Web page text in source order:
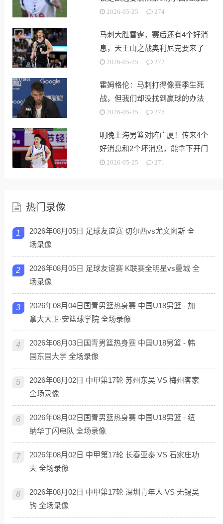
战2026-05-25 274
马刺大胜雷霆，赛后还有4个好消
息，天王山之战奥利尼克要来了
2026-05-25 272
霍姆格伦：马刺打得像赛季生死
战，但我们却没找到赢球的办法
2026-05-25 275
明晚上海男篮对阵广厦！传来4个
好消息和2个坏消息，能拿下开门
红2026-05-25 271
热门录像
1
2026年08月05日 足球友谊赛 切尔西vs尤文图斯 全
场录像
2
2026年08月05日 足球友谊赛 K联赛全明星vs曼城 全
场录像
3
2026年08月04日国青男篮热身赛 中国U18男篮 - 加
拿大大卫·安篮球学院 全场录像
4
2026年08月03日国青男篮热身赛 中国U18男篮 - 韩
国东国大学 全场录像
5
2026年08月02日 中甲第17轮 苏州东吴 VS 梅州客家
全场录像
6
2026年08月02日国青男篮热身赛 中国U18男篮 - 纽
纳华丁闪电队 全场录像
7
2026年08月02日 中甲第17轮 长春亚泰 VS 石家庄功
夫 全场录像
8
2026年08月02日 中甲第17轮 深圳青年人 VS 无锡吴
钩 全场录像